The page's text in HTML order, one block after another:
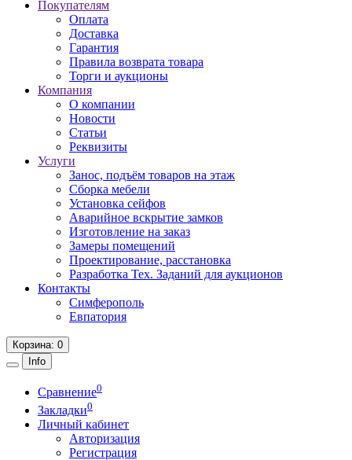
Покупателям
Оплата
Доставка
Гарантия
Правила возврата товара
Торги и аукционы
Компания
О компании
Новости
Статьи
Реквизиты
Услуги
Занос, подъём товаров на этаж
Сборка мебели
Установка сейфов
Аварийное вскрытие замков
Изготовление на заказ
Замеры помещений
Проектирование, расстановка
Разработка Тех. Заданий для аукционов
Контакты
Симферополь
Евпатория
Корзина: 0
Info
Сравнение0
Закладки0
Личный кабинет
Авторизация
Регистрация